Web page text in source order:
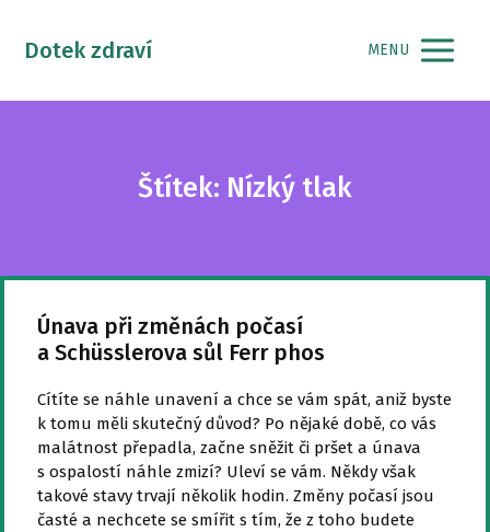
Dotek zdraví MENU
Štítek: Nízký tlak
Únava při změnách počasí
a Schüsslerova sůl Ferr phos
Cítíte se náhle unavení a chce se vám spát, aniž byste
k tomu měli skutečný důvod? Po nějaké době, co vás
malátnost přepadla, začne sněžit či pršet a únava
s ospalostí náhle zmizí? Uleví se vám. Někdy však
takové stavy trvají několik hodin. Změny počasí jsou
časté a nechcete se smířit s tím, že z toho budete